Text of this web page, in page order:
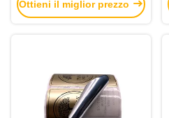
0.3mm di rivestimento
Ottieni il miglior prezzo